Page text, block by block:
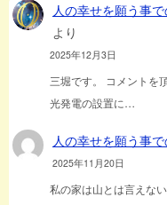
人の幸せを願う事
より
2025年12月3日
三堀です。 コメントを
光発電の設置に…
人の幸せを願う事
2025年11月20日
私の家は山とは言えな